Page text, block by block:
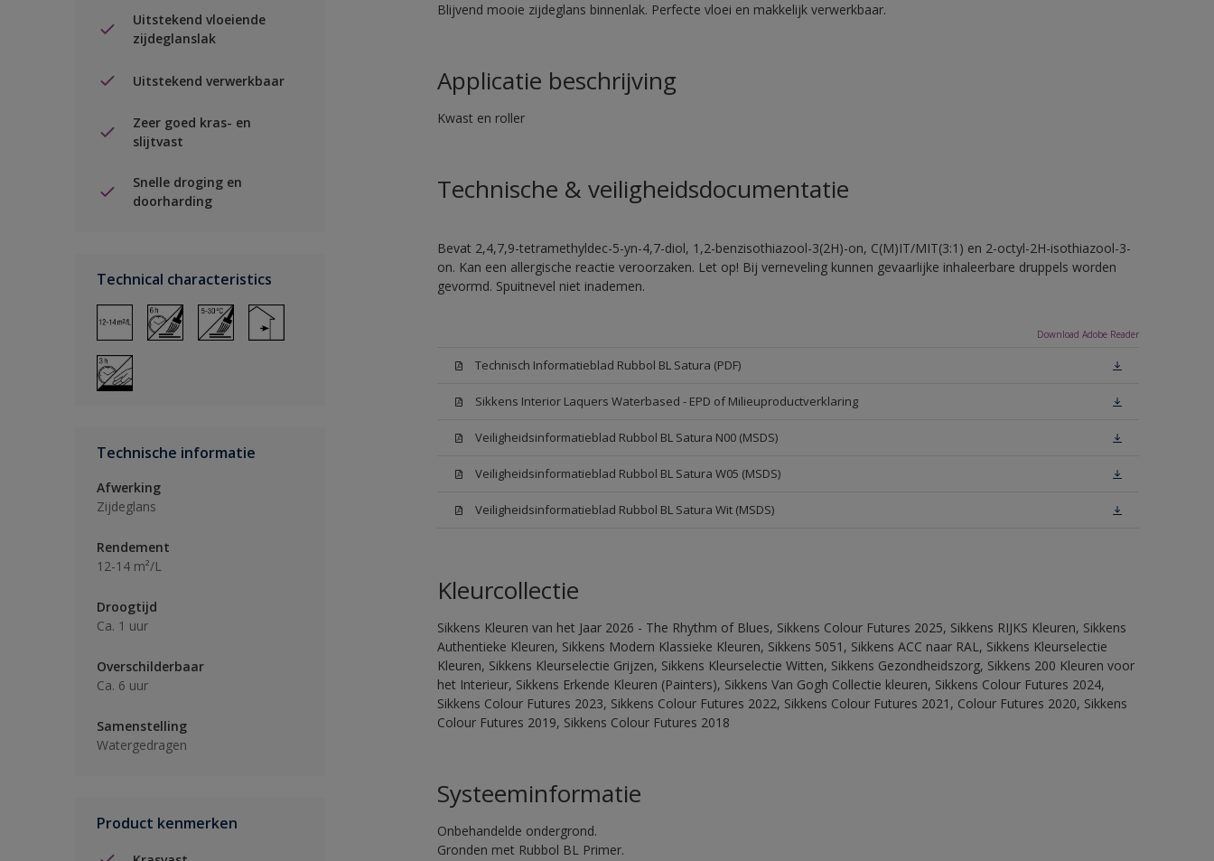
Uitstekend vloeiende
zijdeglanslak
Uitstekend verwerkbaar
Zeer goed kras- en
slijtvast
Snelle droging en
doorharding
Technical characteristics
Technische informatie
Afwerking
Zijdeglans
Rendement
12-14 m²/L
Droogtijd
Ca. 1 uur
Overschilderbaar
Ca. 6 uur
Samenstelling
Watergedragen
Product kenmerken
Blijvend mooie zijdeglans binnenlak. Perfecte vloei en makkelijk verwerkbaar.
Applicatie beschrijving
Kwast en roller
Technische & veiligheidsdocumentatie
Bevat 2,4,7,9-tetramethyldec-5-yn-4,7-diol, 1,2-benzisothiazool-3(2H)-on, C(M)IT/MIT(3:1) en 2-octyl-2H-isothiazool-3-
on. Kan een allergische reactie veroorzaken. Let op! Bij verneveling kunnen gevaarlijke inhaleerbare druppels worden
gevormd. Spuitnevel niet inademen.
Download Adobe Reader
Technisch Informatieblad Rubbol BL Satura (PDF)
Sikkens Interior Laquers Waterbased - EPD of Milieuproductverklaring
Veiligheidsinformatieblad Rubbol BL Satura N00 (MSDS)
Veiligheidsinformatieblad Rubbol BL Satura W05 (MSDS)
Veiligheidsinformatieblad Rubbol BL Satura Wit (MSDS)
Kleurcollectie
Sikkens Kleuren van het Jaar 2026 - The Rhythm of Blues, Sikkens Colour Futures 2025, Sikkens RIJKS Kleuren, Sikkens
Authentieke Kleuren, Sikkens Modern Klassieke Kleuren, Sikkens 5051, Sikkens ACC naar RAL, Sikkens Kleurselectie
Kleuren, Sikkens Kleurselectie Grijzen, Sikkens Kleurselectie Witten, Sikkens Gezondheidszorg, Sikkens 200 Kleuren voor
het Interieur, Sikkens Erkende Kleuren (Painters), Sikkens Van Gogh Collectie kleuren, Sikkens Colour Futures 2024,
Sikkens Colour Futures 2023, Sikkens Colour Futures 2022, Sikkens Colour Futures 2021, Colour Futures 2020, Sikkens
Colour Futures 2019, Sikkens Colour Futures 2018
Systeeminformatie
Onbehandelde ondergrond.
Gronden met Rubbol BL Primer.